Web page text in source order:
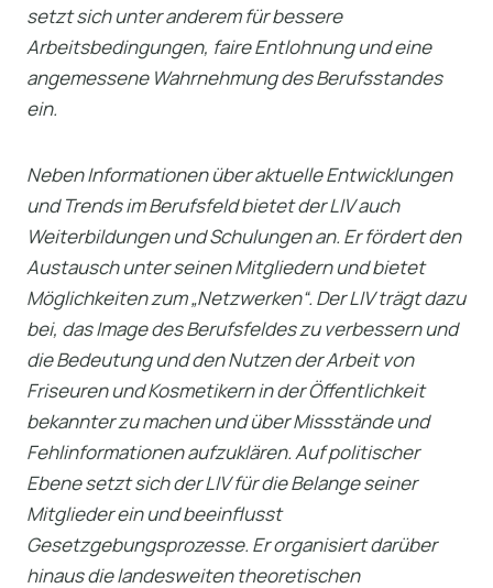
setzt sich unter anderem für bessere
Arbeitsbedingungen, faire Entlohnung und eine
angemessene Wahrnehmung des Berufsstandes
ein.
Neben Informationen über aktuelle Entwicklungen
und Trends im Berufsfeld bietet der LIV auch
Weiterbildungen und Schulungen an. Er fördert den
Austausch unter seinen Mitgliedern und bietet
Möglichkeiten zum „Netzwerken“. ​Der LIV trägt dazu
bei, das Image des Berufsfeldes zu verbessern und
die Bedeutung und den Nutzen der Arbeit von
Friseuren und Kosmetikern in der Öffentlichkeit
bekannter zu machen und über Missstände und
Fehlinformationen aufzuklären. Auf politischer
Ebene setzt sich der LIV für die Belange seiner
Mitglieder ein und beeinflusst
Gesetzgebungsprozesse. Er organisiert darüber
hinaus die landesweiten theoretischen